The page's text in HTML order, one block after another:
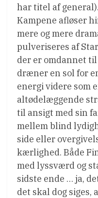
har titel af general).
Kampene afløser
mere og mere
pulveriseres af
der er omdannet
dræner en sol for
energi videre som
altødelæggende
til ansigt med sin
mellem blind
side eller
kærlighed. Både
med lyssværd og
sidste ende … ja,
det skal dog siges,